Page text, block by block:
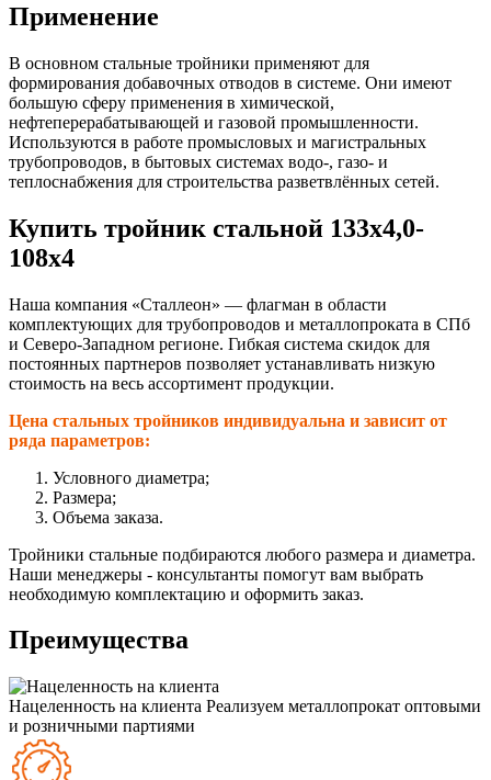
Применение
В основном стальные тройники применяют для
формирования добавочных отводов в системе. Они имеют
большую сферу применения в химической,
нефтеперерабатывающей и газовой промышленности.
Используются в работе промысловых и магистральных
трубопроводов, в бытовых системах водо-, газо- и
теплоснабжения для строительства разветвлённых сетей.
Купить тройник стальной 133х4,0-
108х4
Наша компания «Сталлеон» — флагман в области
комплектующих для трубопроводов и металлопроката в СПб
и Северо-Западном регионе. Гибкая система скидок для
постоянных партнеров позволяет устанавливать низкую
стоимость на весь ассортимент продукции.
Цена стальных тройников индивидуальна и зависит от
ряда параметров:
Условного диаметра;
Размера;
Объема заказа.
Тройники стальные подбираются любого размера и диаметра.
Наши менеджеры - консультанты помогут вам выбрать
необходимую комплектацию и оформить заказ.
Преимущества
Нацеленность на клиента Реализуем металлопрокат оптовыми
и розничными партиями